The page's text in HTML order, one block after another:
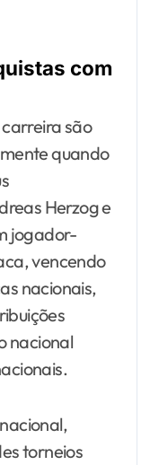
com
são
quando
Herzog e
jogador-
vencendo
nacionais,
nacional
torneios